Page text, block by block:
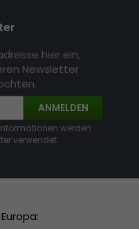
hier ein,
Newsletter
ANMELDEN
werden
verwendet.